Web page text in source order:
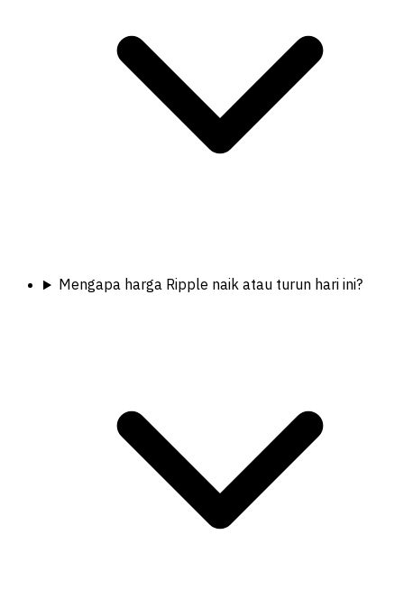
Mengapa harga Ripple naik atau turun hari ini?